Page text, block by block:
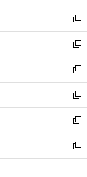
開
く
ウ
で
開
く
ン
ド
ウ
で
開
く
新
し
い
ウ
ィ
ン
ド
ウ
で
開
く
新
し
い
ウ
ィ
ン
ド
ウ
で
開
新
し
い
ウ
ィ
ン
ド
ウ
新
し
い
ウ
ィ
ン
新
し
い
ウ
新
し